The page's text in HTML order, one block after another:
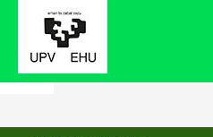
Inicio Archivos